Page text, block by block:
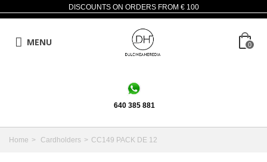
DISCOUNTS ON ORDERS FROM € 100
MENU 0
640 385 881
Home > Cardholders > CC149 PACK DE 12